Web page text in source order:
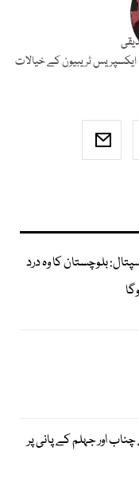
ٹریبیون کے خیالات
بلوچستان کا وہ درد
اور جہلم کے پانی پر